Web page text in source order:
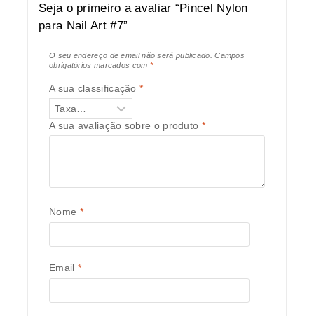
Seja o primeiro a avaliar “Pincel Nylon
para Nail Art #7”
O seu endereço de email não será publicado.
Campos
obrigatórios marcados com *
A sua classificação*
A sua avaliação sobre o produto *
Nome *
Email *